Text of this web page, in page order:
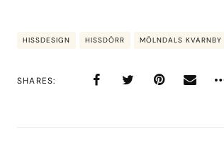
HISSDESIGN HISSDÖRR MÖLNDALS KVARNBY
SHARES